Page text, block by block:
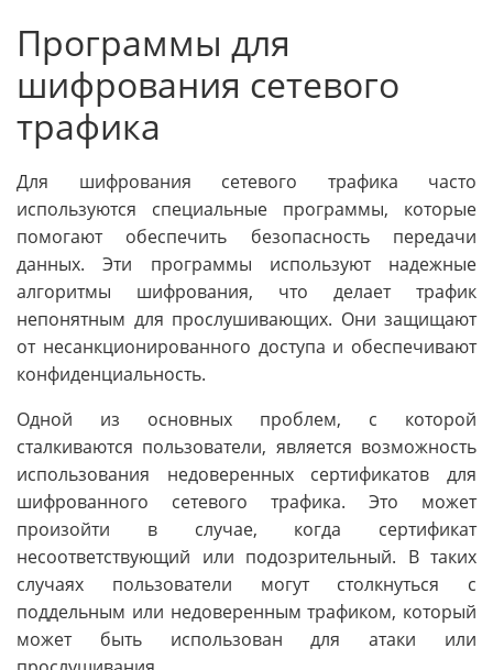
Программы для
шифрования сетевого
трафика
Для шифрования сетевого трафика часто
используются специальные программы, которые
помогают обеспечить безопасность передачи
данных. Эти программы используют надежные
алгоритмы шифрования, что делает трафик
непонятным для прослушивающих. Они защищают
от несанкционированного доступа и обеспечивают
конфиденциальность.
Одной из основных проблем, с которой
сталкиваются пользователи, является возможность
использования недоверенных сертификатов для
шифрованного сетевого трафика. Это может
произойти в случае, когда сертификат
несоответствующий или подозрительный. В таких
случаях пользователи могут столкнуться с
поддельным или недоверенным трафиком, который
может быть использован для атаки или